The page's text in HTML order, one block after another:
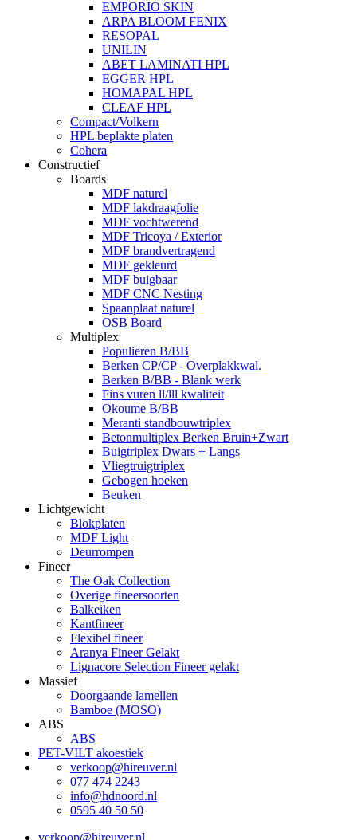
EMPORIO SKIN
ARPA BLOOM FENIX
RESOPAL
UNILIN
ABET LAMINATI HPL
EGGER HPL
HOMAPAL HPL
CLEAF HPL
Compact/Volkern
HPL beplakte platen
Cohera
Constructief
Boards
MDF naturel
MDF lakdraagfolie
MDF vochtwerend
MDF Tricoya / Exterior
MDF brandvertragend
MDF gekleurd
MDF buigbaar
MDF CNC Nesting
Spaanplaat naturel
OSB Board
Multiplex
Populieren B/BB
Berken CP/CP - Overplakkwal.
Berken B/BB - Blank werk
Fins vuren ll/lll kwaliteit
Okoume B/BB
Meranti standbouwtriplex
Betonmultiplex Berken Bruin+Zwart
Buigtriplex Dwars + Langs
Vliegtruigtriplex
Gebogen hoeken
Beuken
Lichtgewicht
Blokplaten
MDF Light
Deurrompen
Fineer
The Oak Collection
Overige fineersoorten
Balkeiken
Kantfineer
Flexibel fineer
Aranya Fineer Gelakt
Lignacore Selection Fineer gelakt
Massief
Doorgaande lamellen
Bamboe (MOSO)
ABS
ABS
PET-VILT akoestiek
verkoop@hireuver.nl
077 474 2243
info@hdnoord.nl
0595 40 50 50
verkoop@hireuver.nl